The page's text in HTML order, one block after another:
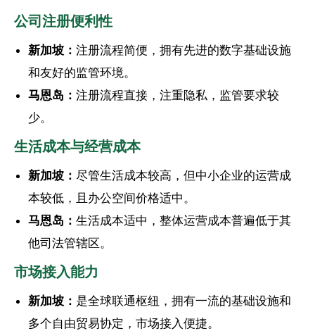
公司注册便利性
新加坡： 注册流程简便，拥有先进的数字基础设施
和友好的监管环境。
马恩岛： 注册流程直接，注重隐私，监管要求较
少。
生活成本与经营成本
新加坡： 尽管生活成本较高，但中小企业的运营成
本较低，且办公空间价格适中。
马恩岛： 生活成本适中，整体运营成本普遍低于其
他司法管辖区。
市场接入能力
新加坡： 是全球联通枢纽，拥有一流的基础设施和
多个自由贸易协定，市场接入便捷。